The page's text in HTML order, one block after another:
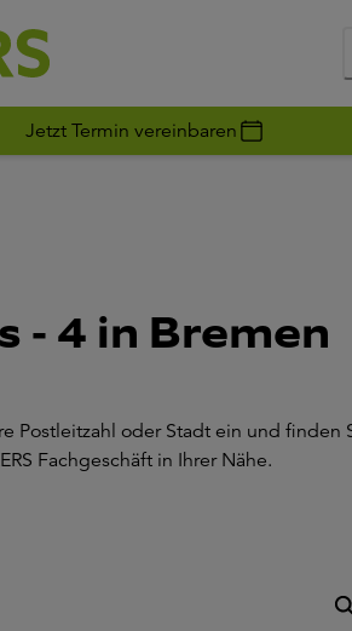
Jetzt Termin vereinbaren
- 4 in Bremen
Postleitzahl oder Stadt ein und finden
Fachgeschäft in Ihrer Nähe.